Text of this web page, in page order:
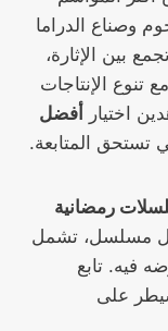
وصناع الدراما
بين الإثارة،
تنوع الإنتاجات
اختيار
أفضل
تستحق المتابعة.
مسلسلات رمضانية
مسلسل، تشمل
فيه. تابع
على